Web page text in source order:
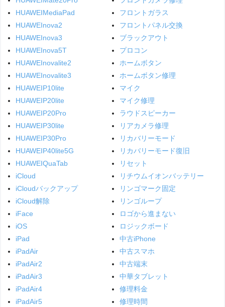
HUAWEIMediaPad
HUAWEInova2
HUAWEInova3
HUAWEInova5T
HUAWEInovalite2
HUAWEInovalite3
HUAWEIP10lite
HUAWEIP20lite
HUAWEIP20Pro
HUAWEIP30lite
HUAWEIP30Pro
HUAWEIP40lite5G
HUAWEIQuaTab
iCloud
iCloudバックアップ
iCloud解除
iFace
iOS
iPad
iPadAir
iPadAir2
iPadAir3
iPadAir4
iPadAir5
フロントガラス
フロントパネル交換
ブラックアウト
プロコン
ホームボタン
ホームボタン修理
マイク
マイク修理
ラウドスピーカー
リアカメラ修理
リカバリーモード
リカバリーモード復旧
リセット
リチウムイオンバッテリー
リンゴマーク固定
リンゴループ
ロゴから進まない
ロジックボード
中古iPhone
中古スマホ
中古端末
中華タブレット
修理料金
修理時間